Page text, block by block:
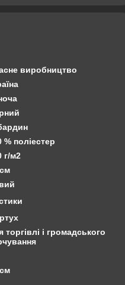
виробництво
% поліестер
г/м2
торгівлі і громадського